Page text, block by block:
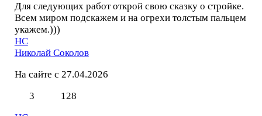
Для следующих работ открой свою сказку о стройке.
Всем миром подскажем и на огрехи толстым пальцем
укажем.)))
НС
Николай Соколов
На сайте с 27.04.2026
3
128